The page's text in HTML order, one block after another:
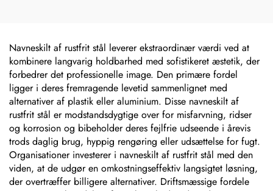
Navneskilt af rustfrit stål leverer ekstraordinær værdi ved at
kombinere langvarig holdbarhed med sofistikeret æstetik, der
forbedrer det professionelle image. Den primære fordel
ligger i deres fremragende levetid sammenlignet med
alternativer af plastik eller aluminium. Disse navneskilt af
rustfrit stål er modstandsdygtige over for misfarvning, ridser
og korrosion og bibeholder deres fejlfrie udseende i årevis
trods daglig brug, hyppig rengøring eller udsættelse for fugt.
Organisationer investerer i navneskilt af rustfrit stål med den
viden, at de udgør en omkostningseffektiv langsigtet løsning,
der overtræffer billigere alternativer. Driftsmæssige fordele